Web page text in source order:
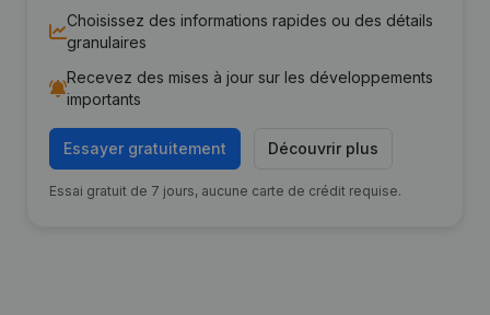
Choisissez des informations rapides ou des détails
granulaires
Recevez des mises à jour sur les développements
importants
Essayer gratuitement Découvrir plus
Essai gratuit de 7 jours, aucune carte de crédit requise.